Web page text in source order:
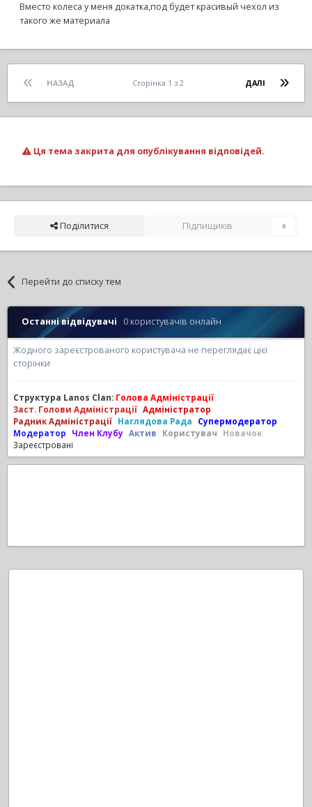
Вместо колеса у меня докатка,под будет красивый чехол из
такого же материала
НАЗАД ДАЛІ
Сторінка 1 з 2
Ця тема закрита для опублікування відповідей.
Поділитися Підпищиків 0
Перейти до списку тем
Останні відвідувачі 0 користувачів онлайн
Жодного зареєстрованого користувача не переглядає цієї
сторінки
Структура Lanos Clan: Голова Адміністрації
Заст. Голови Адміністрації Адміністратор
Радник Адміністрації Наглядова Рада
Супермодератор
Модератор
Член Клубу Актив Користувач
Новачок
Зареєстровані